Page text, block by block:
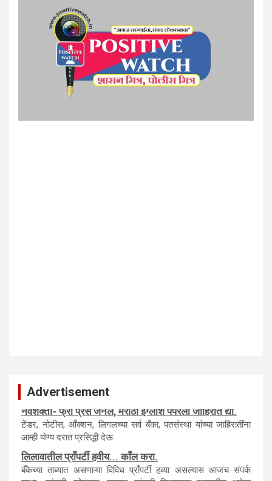
Advertisement
नवशक्ती- फ्री प्रेस जर्नल, मराठी इंग्लीश पेपरला जाहिरात द्या.
टेंडर, नाेटीस, आँक्शन, लिगलच्या सर्व बँका, पतसंस्था यांच्या जाहिरातींना
आम्ही याेग्य दरात प्रसिद्धी देऊ.
लिलावातील प्राँपर्टी हवीय... काँल करा.
बँकेच्या ताब्यात असणाऱ्या विविध प्राँपर्टी हव्या असल्यास आजच संपर्क